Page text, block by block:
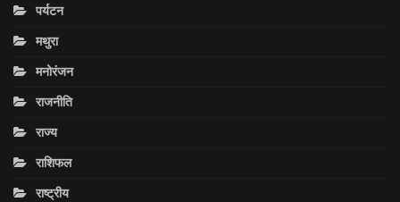
पर्यटन
मथुरा
मनोरंजन
राजनीति
राज्य
राशिफल
राष्ट्रीय